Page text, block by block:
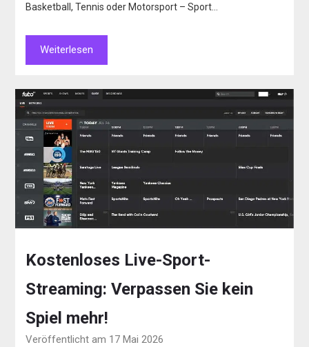
Basketball, Tennis oder Motorsport – Sport…
Weiterlesen
Kostenloses Live-Sport-
Streaming: Verpassen Sie kein
Spiel mehr!
Veröffentlicht am 17 Mai 2026